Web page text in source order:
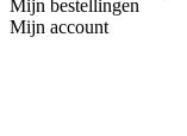
Mijn bestellingen
Mijn account